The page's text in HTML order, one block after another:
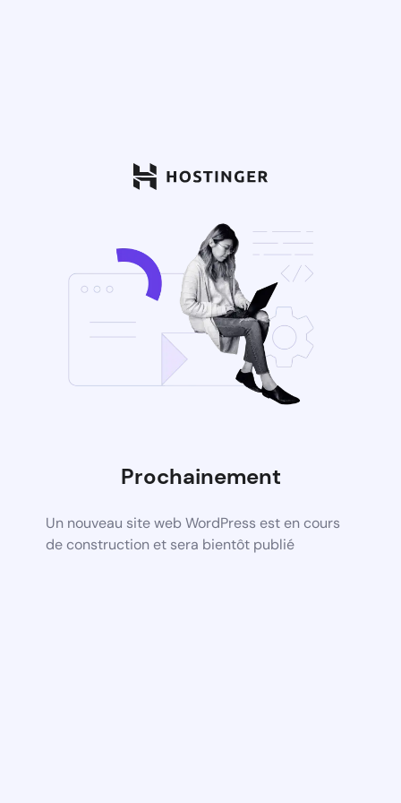
Prochainement
Un nouveau site web WordPress est en cours
de construction et sera bientôt publié